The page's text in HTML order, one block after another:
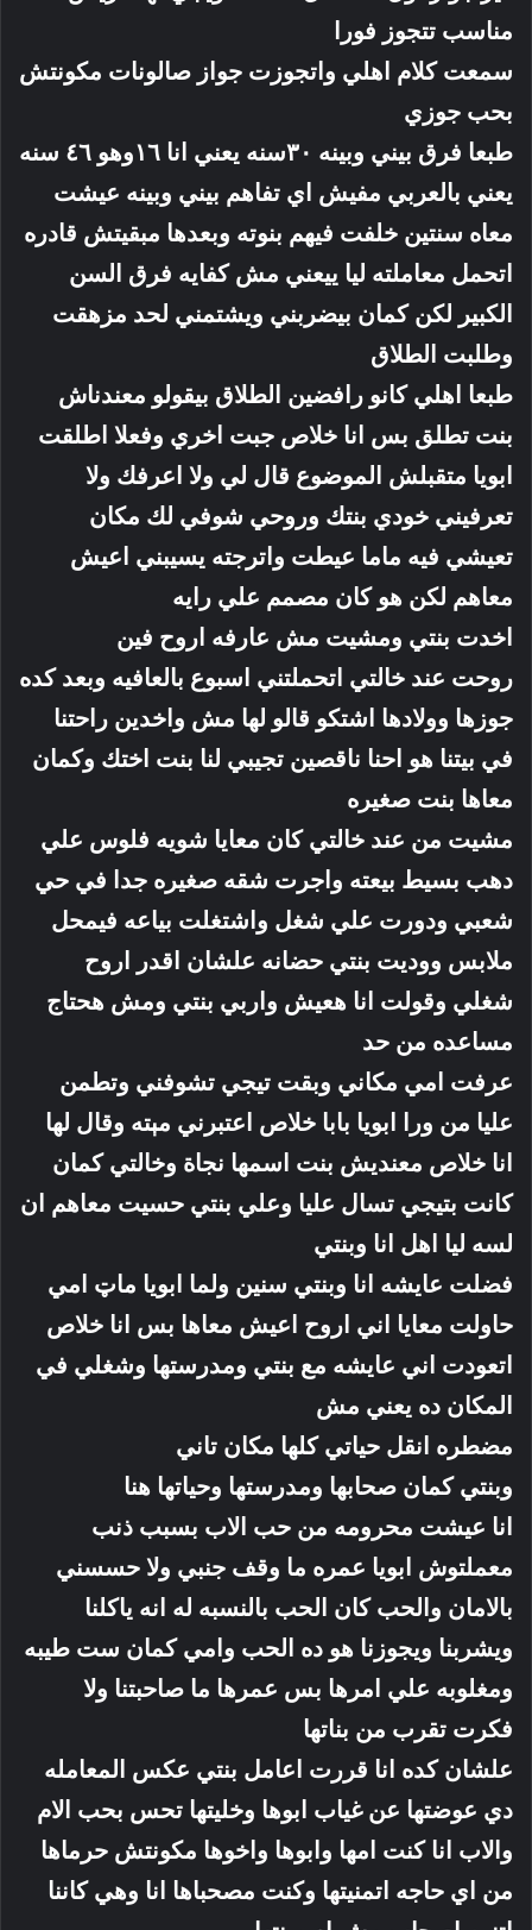
مناسب تتجوز فورا
سمعت كلام اهلي واتجوزت جواز صالونات مكونتش
بحب جوزي
طبعا فرق بيني وبينه ٣٠سنه يعني انا ١٦وهو ٤٦ سنه
يعني بالعربي مفيش اي تفاهم بيني وبينه عيشت
معاه سنتين خلفت فيهم بنوته وبعدها مبقيتش قادره
اتحمل معاملته ليا ييعني مش كفايه فرق السن
الكبير لكن كمان بيضربني ويشتمني لحد مزهقت
وطلبت الطلاق
طبعا اهلي كانو رافضين الطلاق بيقولو معندناش
بنت تطلق بس انا خلاص جبت اخري وفعلا اطلقت
ابويا متقبلش الموضوع قال لي ولا اعرفك ولا
تعرفيني خودي بنتك وروحي شوفي لك مكان
تعيشي فيه ماما عيطت واترجته يسيبني اعيش
معاهم لكن هو كان مصمم علي رايه
اخدت بنتي ومشيت مش عارفه اروح فين
روحت عند خالتي اتحملتني اسبوع بالعافيه وبعد كده
جوزها وولادها اشتكو قالو لها مش واخدين راحتنا
في بيتنا هو احنا ناقصين تجيبي لنا بنت اختك وكمان
معاها بنت صغيره
مشيت من عند خالتي كان معايا شويه فلوس علي
دهب بسيط بيعته واجرت شقه صغيره جدا في حي
شعبي ودورت علي شغل واشتغلت بياعه فيمحل
ملابس ووديت بنتي حضانه علشان اقدر اروح
شغلي وقولت انا هعيش واربي بنتي ومش هحتاج
مساعده من حد
عرفت امي مكاني وبقت تيجي تشوفني وتطمن
عليا من ورا ابويا بابا خلاص اعتبرني مېته وقال لها
انا خلاص معنديش بنت اسمها نجاة وخالتي كمان
كانت بتيجي تسال عليا وعلي بنتي حسيت معاهم ان
لسه ليا اهل انا وبنتي
فضلت عايشه انا وبنتي سنين ولما ابويا ماټ امي
حاولت معايا اني اروح اعيش معاها بس انا خلاص
اتعودت اني عايشه مع بنتي ومدرستها وشغلي في
المكان ده يعني مش
مضطره انقل حياتي كلها مكان تاني
وبنتي كمان صحابها ومدرستها وحياتها هنا
انا عيشت محرومه من حب الاب بسبب ذنب
معملتوش ابويا عمره ما وقف جنبي ولا حسسني
بالامان والحب كان الحب بالنسبه له انه ياكلنا
ويشربنا ويجوزنا هو ده الحب وامي كمان ست طيبه
ومغلوبه علي امرها بس عمرها ما صاحبتنا ولا
فكرت تقرب من بناتها
علشان كده انا قررت اعامل بنتي عكس المعامله
دي عوضتها عن غياب ابوها وخليتها تحس بحب الام
والاب انا كنت امها وابوها واخوها مكونتش حرماها
من اي حاجه اتمنيتها وكنت مصحباها انا وهي كاننا